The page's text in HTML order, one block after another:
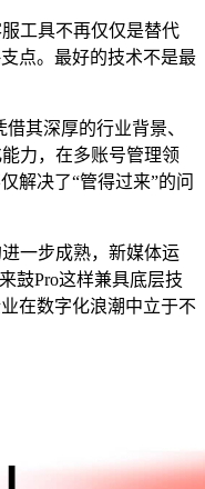
工具不再仅仅是替代
点。最好的技术不是最
其深厚的行业背景、
力，在多账号管理领
解决了“管得过来”的问
一步成熟，新媒体运
鼓Pro这样兼具底层技
在数字化浪潮中立于不